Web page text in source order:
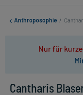
Anthroposophie /
Nur für
Cantharis